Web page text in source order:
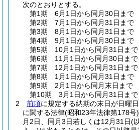
次のとおりとする。
第1期 6月1日から同月30日まで
第2期 7月1日から同月31日まで
第3期 8月1日から同月31日まで
第4期 9月1日から同月30日まで
第5期 10月1日から同月31日まで
第6期 11月1日から同月30日まで
第7期 12月1日から同月31日まで
第8期 1月1日から同月31日まで
第9期 2月1日から同月末日まで
第10期 3月1日から同月31日まで
2
前項に規定する納期の末日が日曜
に関する法律(昭和23年法律第178号)
月2日、同月3日若しくは12月31日(